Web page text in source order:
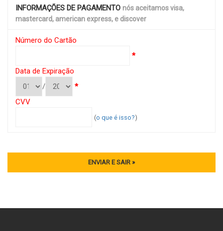
INFORMAÇÕES DE PAGAMENTO nós aceitamos visa,
mastercard, american express, e discover
Número do Cartão
*
Data de Expiração
/
*
CVV
(o que é isso?)